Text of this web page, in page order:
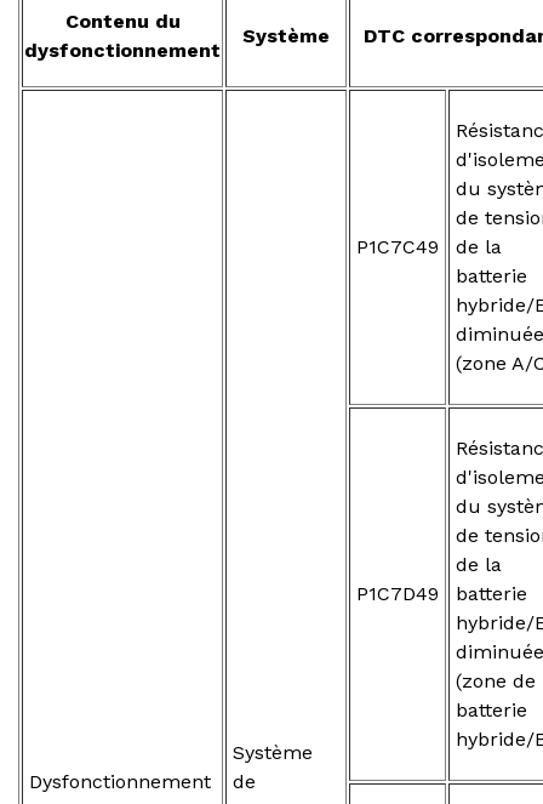
Contenu du
dysfonctionnement
Système DTC
Dysfonctionnement
Système
de
P1C7C49
du
de
de la
batterie
hybride/
diminuée
(zone A/
P1C7D49
du
de
de la
batterie
hybride/
diminuée
(zone de
batterie
hybride/